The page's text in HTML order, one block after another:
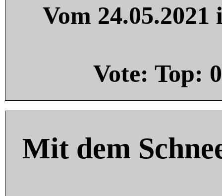
Vom
Vote: Top: 0
Mit dem